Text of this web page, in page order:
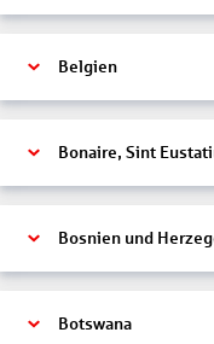
Belgien
Bosnien und
Botswana